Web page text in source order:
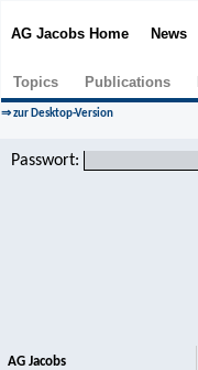
AG Jacobs Home News
Topics Publications
⇒ zur Desktop-Version
Passwort:
AG Jacobs